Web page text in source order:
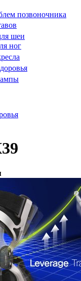
позвоночника
шеи
ног